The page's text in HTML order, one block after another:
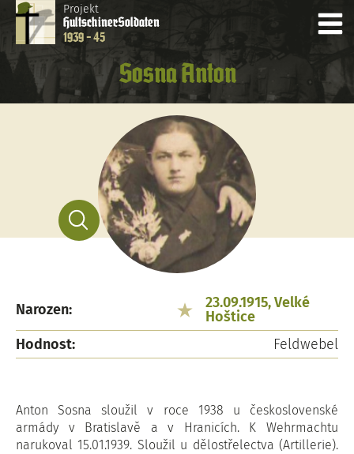
Projekt
HultschinerSoldaten
1939 - 45
Sosna Anton
Narozen:
23.09.1915, Velké
Hoštice
Hodnost:
Feldwebel
Anton Sosna sloužil v roce 1938 u československé
armády v Bratislavě a v Hranicích. K Wehrmachtu
narukoval 15.01.1939. Sloužil u dělostřelectva (Artillerie).